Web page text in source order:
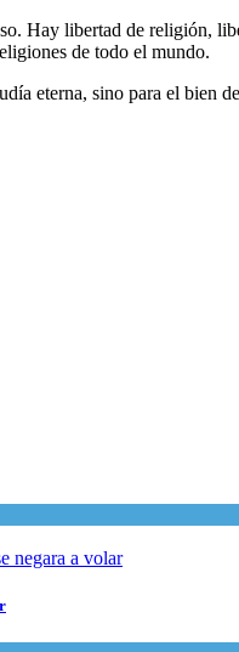
Hay libertad de religión,
de todo el mundo.
eterna, sino para el bien